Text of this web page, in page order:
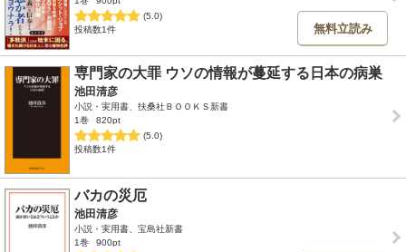
(5.0)
投稿数1件
無料立読み
専門家の大罪 ウソの情報が蔓延する日本の病巣
池田清彦
小説・実用書、扶桑社ＢＯＯＫＳ新書
1巻
820pt
(5.0)
投稿数1件
バカの災厄
池田清彦
小説・実用書、宝島社新書
1巻
900pt